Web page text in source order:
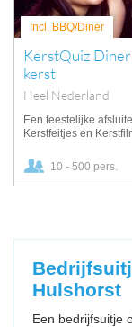
Incl. BBQ/Diner
KerstQuiz
kerst
Heel Nederland
Een feestelijke
Kerstfeitjes en
10 - 500 pers.
Hulshorst
Een bedrijfsuitje